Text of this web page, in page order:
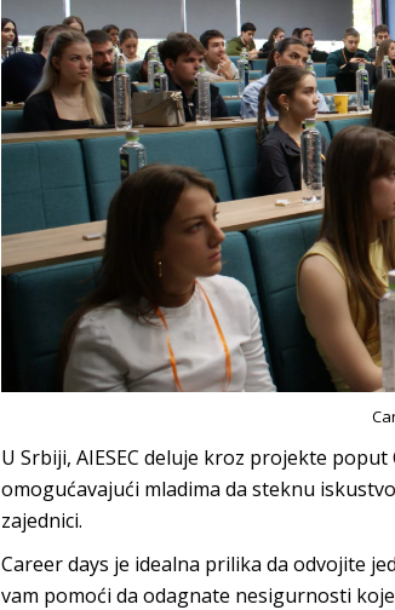
U Srbiji, AIESEC deluje kroz projekte
omogućavajući mladima da steknu
zajednici.
Career days je idealna prilika da odvojite
vam pomoći da odagnate nesigurnosti